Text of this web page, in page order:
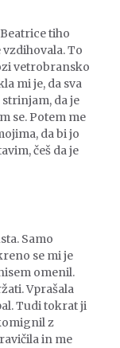
tiho
To
vetrobransko
mi je, da sva
da je
se. Potem me
da bi jo
češ da je
Samo
se mi je
omenil.
Vprašala
Tudi tokrat ji
z
in me